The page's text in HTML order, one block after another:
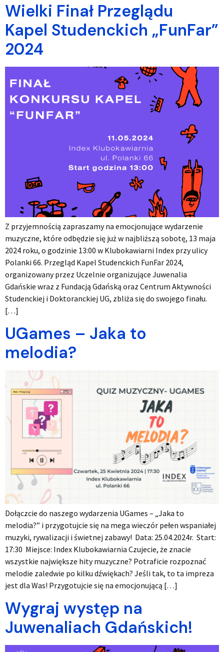
Wielki Finał Przeglądu
Kapel Studenckich „FunFar”
2024
Z przyjemnością zapraszamy na emocjonujące wydarzenie
muzyczne, które odbędzie się już w najbliższą sobotę, 13 maja
2024 roku, o godzinie 13:00 w Klubokawiarni Index przy ulicy
Polanki 66. Przegląd Kapel Studenckich FunFar 2024,
organizowany przez Uczelnie organizujące Juwenalia
Gdańskie wraz z Fundacją Gdańską oraz Centrum Aktywności
Studenckiej i Doktoranckiej UG, zbliża się do swojego finału.
[…]
UGames – Jaka to
melodia?
Dołączcie do naszego wydarzenia UGames – „Jaka to
melodia?” i przygotujcie się na mega wieczór pełen wspaniałej
muzyki, rywalizacji i świetnej zabawy! Data: 25.04.2024r. Start:
17:30 Miejsce: Index Klubokawiarnia Czujecie, że znacie
wszystkie największe hity muzyczne? Potraficie rozpoznać
melodie zaledwie po kilku dźwiękach? Jeśli tak, to ta impreza
jest dla Was! Przygotujcie się na emocjonującą […]
Wygraj występ na
Juwenaliach Gdańskich!